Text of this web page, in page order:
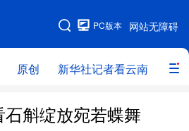
网站无障碍
PC版本
原创 新华社记者看云南 政务
网站地图
云南要闻 本网原创
斛绽放宛若蝶舞